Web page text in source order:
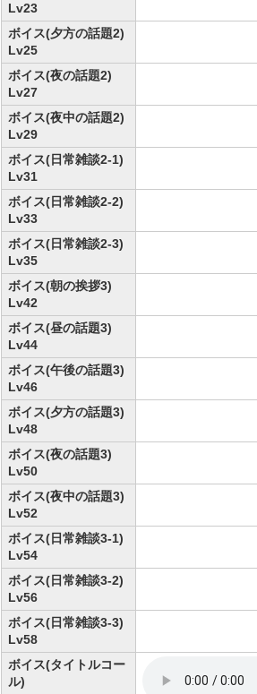
Lv23
ボイス(夕方の話題2)
Lv25
ボイス(夜の話題2)
Lv27
ボイス(夜中の話題2)
Lv29
ボイス(日常雑談2-1)
Lv31
ボイス(日常雑談2-2)
Lv33
ボイス(日常雑談2-3)
Lv35
ボイス(朝の挨拶3)
Lv42
ボイス(昼の話題3)
Lv44
ボイス(午後の話題3)
Lv46
ボイス(夕方の話題3)
Lv48
ボイス(夜の話題3)
Lv50
ボイス(夜中の話題3)
Lv52
ボイス(日常雑談3-1)
Lv54
ボイス(日常雑談3-2)
Lv56
ボイス(日常雑談3-3)
Lv58
ボイス(タイトルコー
ル)